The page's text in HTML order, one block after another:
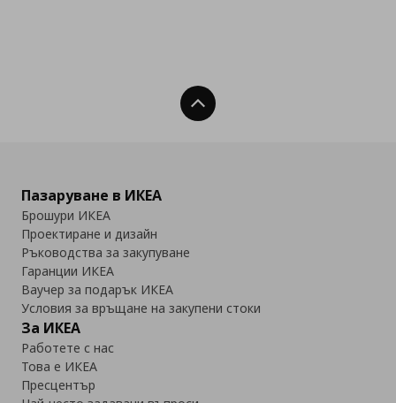
Нагоре
Пазаруване в ИКЕА
Брошури ИКЕА
Проектиране и дизайн
Ръководства за закупуване
Гаранции ИКЕА
Ваучер за подарък ИКЕА
Условия за връщане на закупени стоки
За ИКЕА
Работете с нас
Това е ИКЕА
Пресцентър